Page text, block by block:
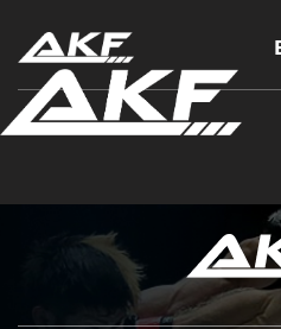
Нажмите Enter для поиска